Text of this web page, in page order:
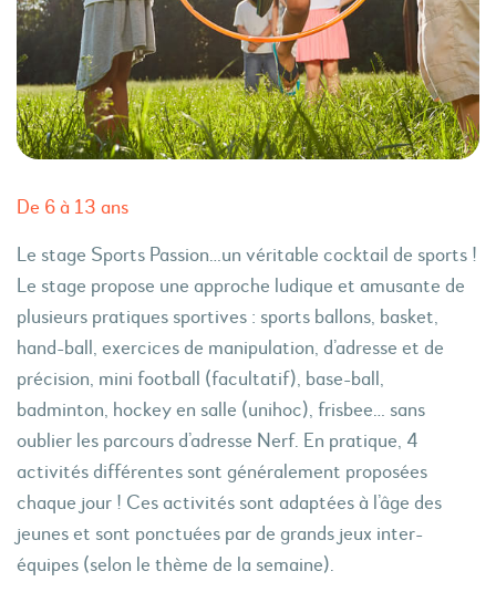
De 6 à 13 ans
Le stage Sports Passion…un véritable cocktail de sports !
Le stage propose une approche ludique et amusante de
plusieurs pratiques sportives : sports ballons, basket,
hand-ball, exercices de manipulation, d’adresse et de
précision, mini football (facultatif), base-ball,
badminton, hockey en salle (unihoc), frisbee… sans
oublier les parcours d’adresse Nerf. En pratique, 4
activités différentes sont généralement proposées
chaque jour ! Ces activités sont adaptées à l’âge des
jeunes et sont ponctuées par de grands jeux inter-
équipes (selon le thème de la semaine).